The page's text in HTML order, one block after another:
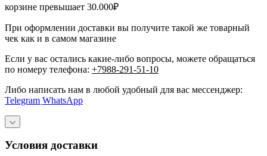
корзине превышает 30.000₽
При оформлении доставки вы получите такой же товарный
чек как и в самом магазине
Если у вас остались какие-либо вопросы, можете обращаться
по номеру телефона: +7988-291-51-10
Либо написать нам в любой удобный для вас мессенджер:
Telegram WhatsApp
Условия доставки